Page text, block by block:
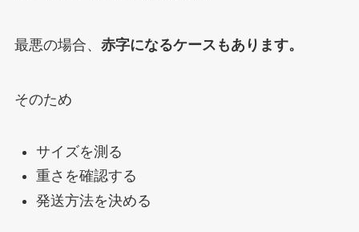
最悪の場合、 赤字になるケースもあります。
そのため
サイズを測る
重さを確認する
発送方法を決める